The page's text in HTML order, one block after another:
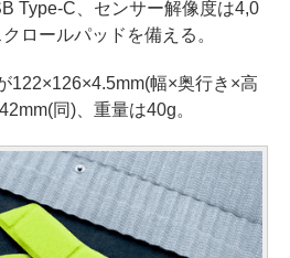
Type-C、センサー解像度は4,0
ロールパッドを備える。
幅×奥行き×高
同)、重量は40g。